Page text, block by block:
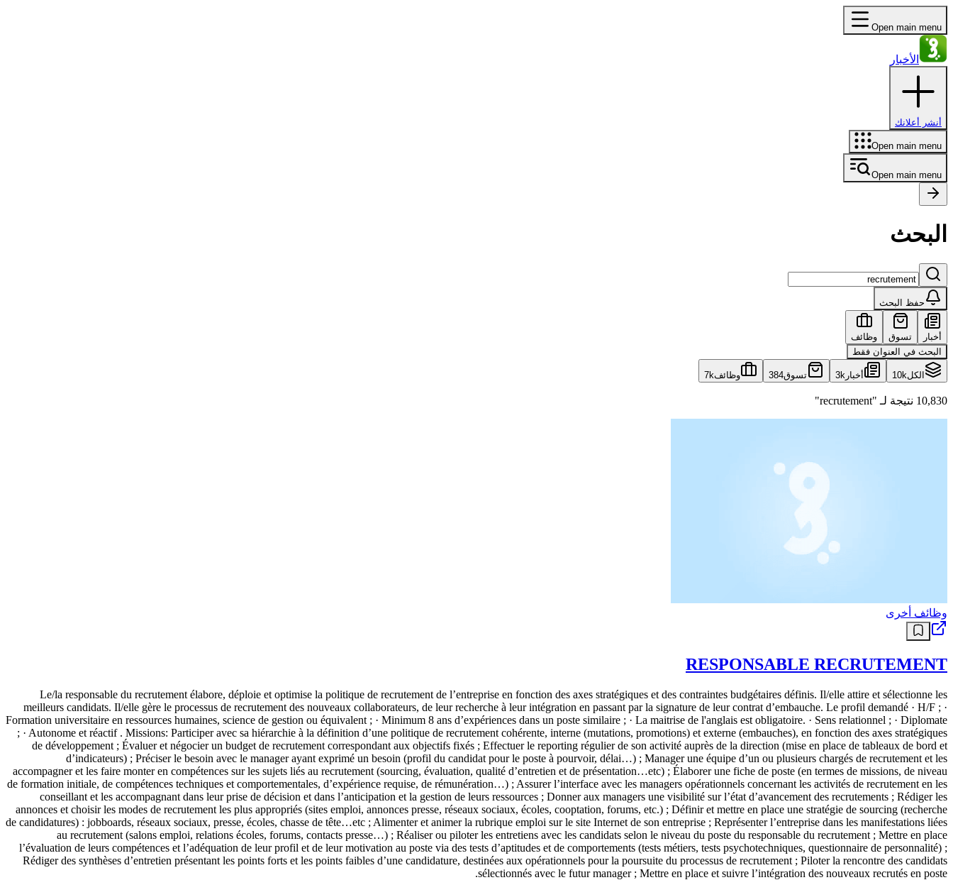
Open main menu
الأخبار
أنشر أعلانك
Open main menu
Open main menu
البحث
حفظ البحث
أخبار تسوق
وظائف
البحث في العنوان فقط
الكل10k أخبار 3k تسوق384 وظائف7k
10,830 نتيجة لـ "recrutement"
وظائف أخرى
RESPONSABLE RECRUTEMENT
Le/la responsable du recrutement élabore, déploie et optimise la politique de recrutement de l’entreprise en fonction des axes stratégiques et des contraintes budgétaires définis. Il/elle attire et sélectionne les
meilleurs candidats. Il/elle gère le processus de recrutement des nouveaux collaborateurs, de leur recherche à leur intégration en passant par la signature de leur contrat d’embauche. Le profil demandé · H/F ; ·
Formation universitaire en ressources humaines, science de gestion ou équivalent ; · Minimum 8 ans d’expériences dans un poste similaire ; · La maitrise de l'anglais est obligatoire. · Sens relationnel ; · Diplomate
; · Autonome et réactif . Missions: Participer avec sa hiérarchie à la définition d’une politique de recrutement cohérente, interne (mutations, promotions) et externe (embauches), en fonction des axes stratégiques
de développement ; Évaluer et négocier un budget de recrutement correspondant aux objectifs fixés ; Effectuer le reporting régulier de son activité auprès de la direction (mise en place de tableaux de bord et
d’indicateurs) ; Préciser le besoin avec le manager ayant exprimé un besoin (profil du candidat pour le poste à pourvoir, délai…) ; Manager une équipe d’un ou plusieurs chargés de recrutement et les
accompagner et les faire monter en compétences sur les sujets liés au recrutement (sourcing, évaluation, qualité d’entretien et de présentation…etc) ; Élaborer une fiche de poste (en termes de missions, de niveau
de formation initiale, de compétences techniques et comportementales, d’expérience requise, de rémunération…) ; Assurer l’interface avec les managers opérationnels concernant les activités de recrutement en les
conseillant et les accompagnant dans leur prise de décision et dans l’anticipation et la gestion de leurs ressources ; Donner aux managers une visibilité sur l’état d’avancement des recrutements ; Rédiger les
annonces et choisir les modes de recrutement les plus appropriés (sites emploi, annonces presse, réseaux sociaux, écoles, cooptation, forums, etc.) ; Définir et mettre en place une stratégie de sourcing (recherche
de candidatures) : jobboards, réseaux sociaux, presse, écoles, chasse de tête…etc ; Alimenter et animer la rubrique emploi sur le site Internet de son entreprise ; Représenter l’entreprise dans les manifestations liées
au recrutement (salons emploi, relations écoles, forums, contacts presse…) ; Réaliser ou piloter les entretiens avec les candidats selon le niveau du poste du responsable du recrutement ; Mettre en place
l’évaluation de leurs compétences et l’adéquation de leur profil et de leur motivation au poste via des tests d’aptitudes et de comportements (tests métiers, tests psychotechniques, questionnaire de personnalité) ;
Rédiger des synthèses d’entretien présentant les points forts et les points faibles d’une candidature, destinées aux opérationnels pour la poursuite du processus de recrutement ; Piloter la rencontre des candidats
sélectionnés avec le futur manager ; Mettre en place et suivre l’intégration des nouveaux recrutés en poste.